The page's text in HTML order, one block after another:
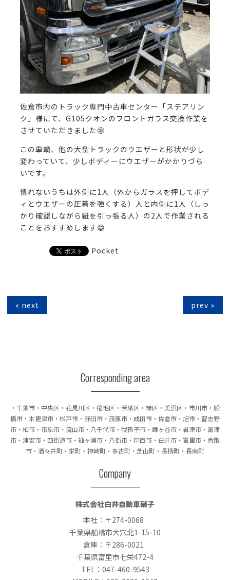
佐倉市内のトラック専門中古車センター「ステアリン
ク」様にて、G105クオンのフロントガラス交換作業を
させていただきました🤩
この車輌、他の大型トラックのウエザーと形状が少し
変わっていて、少しボディーにウエザーがかかりづら
いです。
慣れないうちは外側に1人（外からガラスを押してボデ
ィとウエザーの圧着を強くする）人と内側に1人（しっ
かり確認しながら紐を引っ張る人）の2人で作業される
ことをおすすめします😁
Pocket
« next prev »
Corresponding area
・千葉市・中央区・花見川区・稲毛区・若葉区・緑区・美浜区 ・市川市・船
橋市・木更津市・松戸市・野田市・茂原市・成田市 ・佐倉市・旭市・習志野
市・柏市・市原市・流山市・八千代市 ・我孫子市・鎌ヶ谷市・君津市・富津
市・浦安市・四街道市・袖ヶ浦市 ・八街市・印西市・白井市・富里市・香取
市・酒々井町・栄町 ・神崎町・多古町・芝山町・長柄町・長南町
Company
株式会社白井自動車硝子
本社：〒274-0068
千葉県船橋市大穴北1-15-10
倉庫：〒286-0021
千葉県富里市七栄472-4
TEL： 047-460-9543